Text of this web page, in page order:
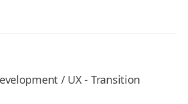
/ UX - Transition